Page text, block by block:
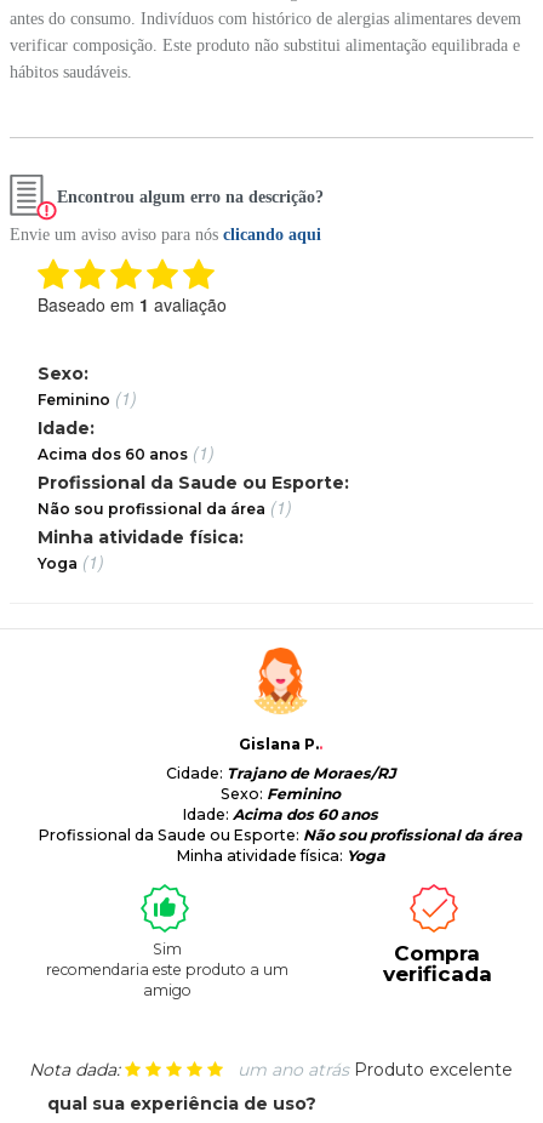
antes do consumo. Indivíduos com histórico de alergias alimentares devem
verificar composição. Este produto não substitui alimentação equilibrada e
hábitos saudáveis.
Encontrou algum erro na descrição?
Envie um aviso aviso para nós clicando aqui
Baseado em 1 avaliação
Sexo:
Feminino (1)
Idade:
Acima dos 60 anos (1)
Profissional da Saude ou Esporte:
Não sou profissional da área (1)
Minha atividade física:
Yoga (1)
Gislana P..
Cidade: Trajano de Moraes/RJ
Sexo: Feminino
Idade: Acima dos 60 anos
Profissional da Saude ou Esporte: Não sou profissional da área
Minha atividade física: Yoga
Sim
recomendaria este produto a um
amigo
Compra
verificada
Nota dada: um ano atrás Produto excelente
qual sua experiência de uso?